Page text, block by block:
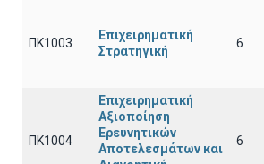
ΠΚ1003
Επιχειρηματική
Στρατηγική
6
ΠΚ1004
Επιχειρηματική
Αξιοποίηση
Ερευνητικών
Αποτελεσμάτων και
6